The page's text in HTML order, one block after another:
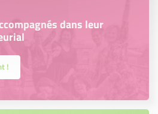
dans leur
!